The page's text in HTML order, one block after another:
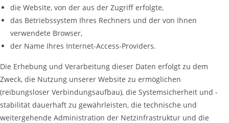
die Website, von der aus der Zugriff erfolgte,
das Betriebssystem Ihres Rechners und der von Ihnen
verwendete Browser,
der Name Ihres Internet-Access-Providers.
Die Erhebung und Verarbeitung dieser Daten erfolgt zu dem
Zweck, die Nutzung unserer Website zu ermöglichen
(reibungsloser Verbindungsaufbau), die Systemsicherheit und -
stabilität dauerhaft zu gewährleisten, die technische und
weitergehende Administration der Netzinfrastruktur und die